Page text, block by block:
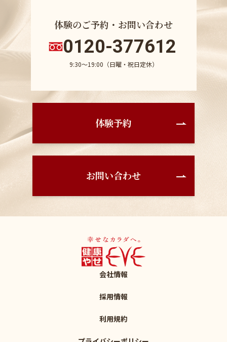
体験のご予約・お問い合わせ
0120-377612
9:30〜19:00（日曜・祝日定休）
体験予約
お問い合わせ
会社情報
採用情報
利用規約